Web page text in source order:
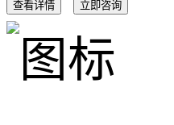
查看详情 立即咨询